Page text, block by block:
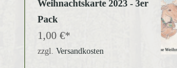
Weihnachtskarte 2023 - 3er
Pack
1,00 €
zzgl. Versandkosten